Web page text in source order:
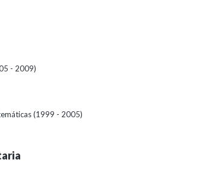
- 2009)
(1999 - 2005)